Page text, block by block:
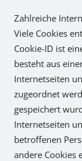
Zahlreiche
Viele Cookies
Cookie-ID ist
besteht aus
Internetseiten
zugeordnet
gespeichert
Internetseiten
betroffenen
andere Cookies